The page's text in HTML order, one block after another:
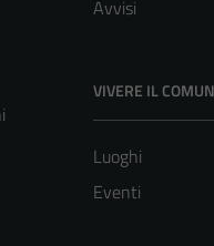
Avvisi
VIVERE IL
Luoghi
Eventi